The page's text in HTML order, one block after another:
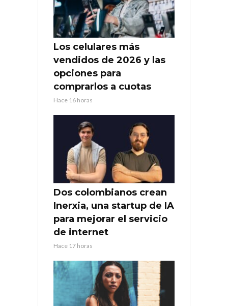
Los celulares más
vendidos de 2026 y las
opciones para
comprarlos a cuotas
Hace 16 horas
Dos colombianos crean
Inerxia, una startup de IA
para mejorar el servicio
de internet
Hace 17 horas